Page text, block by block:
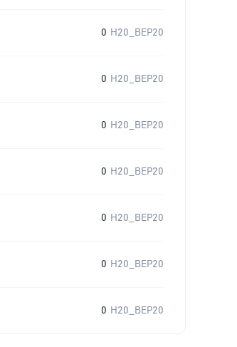
0 H20_BEP20
0 H20_BEP20
0 H20_BEP20
0 H20_BEP20
0 H20_BEP20
0 H20_BEP20
0 H20_BEP20